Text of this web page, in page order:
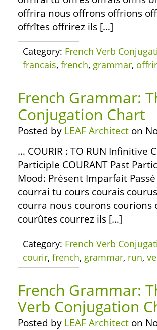
offrira nous offrons offrions
offrîtes offrirez ils […]
Category: French Verb
francais, french, grammar, offrir
French Grammar:
Conjugation Chart
Posted by LEAF Architect on
… COURIR : TO RUN Infinitive
Participle COURANT Past
Mood: Présent Imparfait
courrai tu cours courais
courra nous courons
courûtes courrez ils […]
Category: French Verb
courir, french, grammar, run,
French Grammar:
Verb Conjugation
Posted by LEAF Architect on